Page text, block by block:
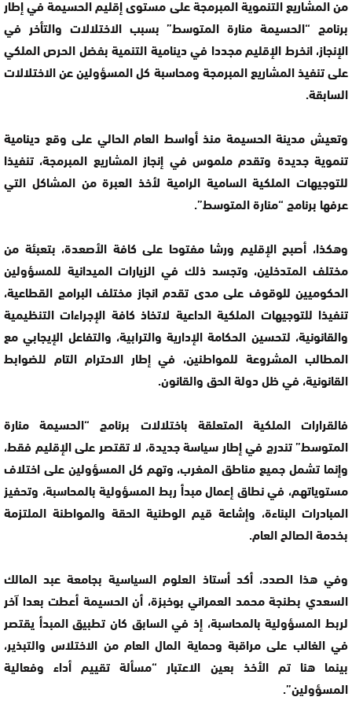
من المشاريع التنموية المبرمجة على مستوى إقليم الحسيمة في إطار
برنامج “الحسيمة منارة المتوسط” بسبب الاختلالات والتأخر في
الإنجاز، انخرط الإقليم مجددا في دينامية التنمية بفضل الحرص الملكي
على تنفيذ المشاريع المبرمجة ومحاسبة كل المسؤولين عن الاختلالات
السابقة.
وتعيش مدينة الحسيمة منذ أواسط العام الحالي على وقع دينامية
تنموية جديدة وتقدم ملموس في إنجاز المشاريع المبرمجة، تنفيذا
للتوجيهات الملكية السامية الرامية لأخذ العبرة من المشاكل التي
عرفها برنامج “منارة المتوسط”.
وهكذا، أصبح الإقليم ورشا مفتوحا على كافة الأصعدة، بتعبئة من
مختلف المتدخلين، وتجسد ذلك في الزيارات الميدانية للمسؤولين
الحكوميين للوقوف على مدى تقدم انجاز مختلف البرامج القطاعية،
تنفيذا للتوجيهات الملكية الداعية لاتخاذ كافة الإجراءات التنظيمية
والقانونية، لتحسين الحكامة الإدارية والترابية، والتفاعل الإيجابي مع
المطالب المشروعة للمواطنين، في إطار الاحترام التام للضوابط
القانونية، في ظل دولة الحق والقانون.
فالقرارات الملكية المتعلقة باختلالات برنامج “الحسيمة منارة
المتوسط” تندرج في إطار سياسة جديدة، لا تقتصر على الإقليم فقط،
وإنما تشمل جميع مناطق المغرب، وتهم كل المسؤولين على اختلاف
مستوياتهم، في نطاق إعمال مبدأ ربط المسؤولية بالمحاسبة، وتحفيز
المبادرات البناءة، وإشاعة قيم الوطنية الحقة والمواطنة الملتزمة
بخدمة الصالح العام.
وفي هذا الصدد، أكد أستاذ العلوم السياسية بجامعة عبد المالك
السعدي بطنجة محمد العمراني بوخبزة، أن الحسيمة أعطت بعدا آخر
لربط المسؤولية بالمحاسبة، إذ في السابق كان تطبيق المبدأ يقتصر
في الغالب على مراقبة وحماية المال العام من الاختلاس والتبذير،
بينما هنا تم الأخذ بعين الاعتبار “مسألة تقييم أداء وفعالية
المسؤولين”.